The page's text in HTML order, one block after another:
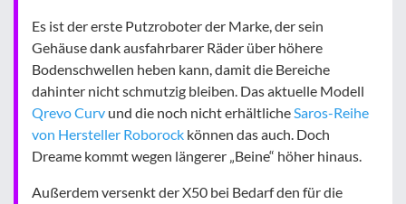
Es ist der erste Putzroboter der Marke, der sein
Gehäuse dank ausfahrbarer Räder über höhere
Bodenschwellen heben kann, damit die Bereiche
dahinter nicht schmutzig bleiben. Das aktuelle Modell
Qrevo Curv und die noch nicht erhältlicheSaros-Reihe
von Hersteller Roborock können das auch. Doch
Dreame kommt wegen längerer „Beine“ höher hinaus.
Außerdem versenkt der X50 bei Bedarf den für die